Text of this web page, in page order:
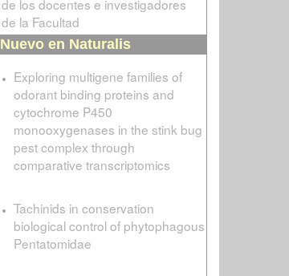
de los docentes e investigadores
de la Facultad
Nuevo en Naturalis
Exploring multigene families of
odorant binding proteins and
cytochrome P450
monooxygenases in the stink bug
pest complex through
comparative transcriptomics
Tachinids in conservation
biological control of phytophagous
Pentatomidae